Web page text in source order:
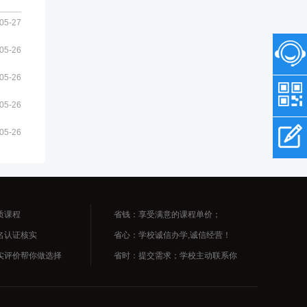
27
26
26
26
26
课程
认证核实
评价帮你做选择
省钱：享受满意的课程单价；
省心：学校诚信办学,诚信经营！
省时：提交需求；学校主动联系你